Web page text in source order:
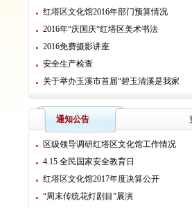
红塔区文化馆2016年部门预算情况
2016年“庆国庆“红塔区美术书法
2016免费摄影讲座
安全生产检查
关于举办玉溪市首届“碧玉清溪是我家
通知公告
区级领导调研红塔区文化馆工作情况
4.15 全民国家安全教育日
红塔区文化馆2017年度决算公开
“周末传统花灯剧目”展演